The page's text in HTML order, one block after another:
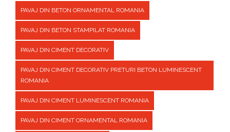
PAVAJ DIN BETON ORNAMENTAL ROMANIA
PAVAJ DIN BETON STAMPILAT ROMANIA
PAVAJ DIN CIMENT DECORATIV
PAVAJ DIN CIMENT DECORATIV PRETURI BETON LUMINESCENT
ROMANIA
PAVAJ DIN CIMENT LUMINESCENT ROMANIA
PAVAJ DIN CIMENT ORNAMENTAL ROMANIA